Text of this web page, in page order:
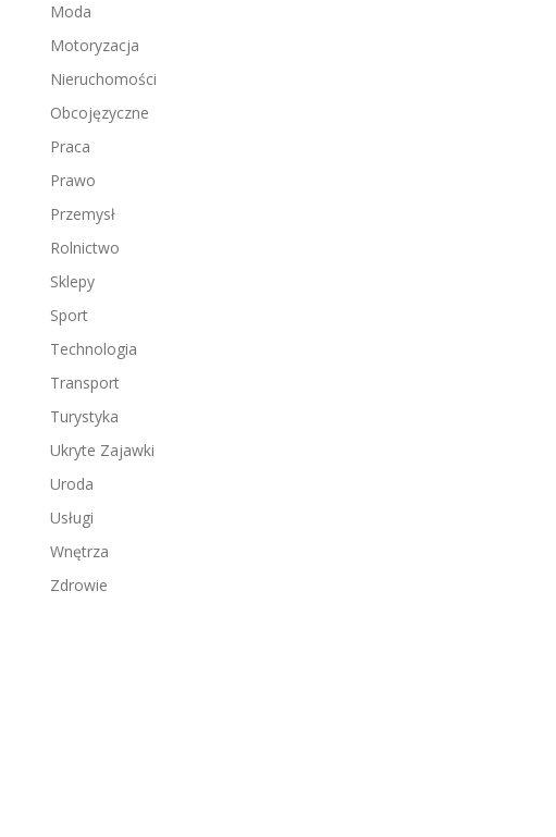
Moda
Motoryzacja
Nieruchomości
Obcojęzyczne
Praca
Prawo
Przemysł
Rolnictwo
Sklepy
Sport
Technologia
Transport
Turystyka
Ukryte Zajawki
Uroda
Usługi
Wnętrza
Zdrowie